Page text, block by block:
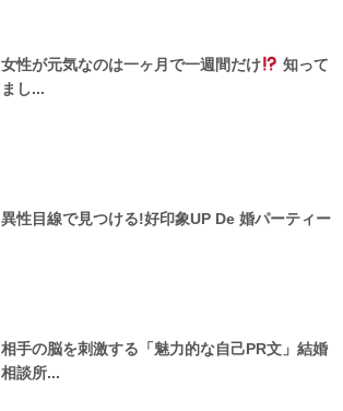
女性が元気なのは一ヶ月で一週間だけ
知って
まし...
異性目線で見つける!好印象UP De 婚パーティー
相手の脳を刺激する「魅力的な自己PR文」結婚
相談所...